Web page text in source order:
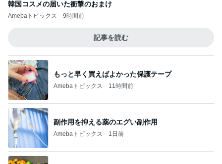
韓国コスメの届いた衝撃のおまけ
Amebaトピックス 9時間前
記事を読む
もっと早く買えばよかった保護テープ
Amebaトピックス 11時間前
副作用を抑える薬のエグい副作用
Amebaトピックス 1日前